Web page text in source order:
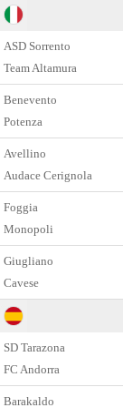
ASD Sorrento
Team Altamura
Benevento
Potenza
Avellino
Audace Cerignola
Foggia
Monopoli
Giugliano
Cavese
SD Tarazona
FC Andorra
Barakaldo